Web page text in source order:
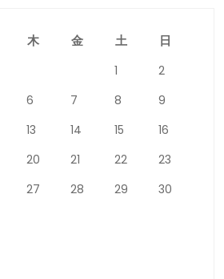
木 金 土 日
1
2
6 7 8
9
13 14 15
16
20 21 22
23
27 28 29
30